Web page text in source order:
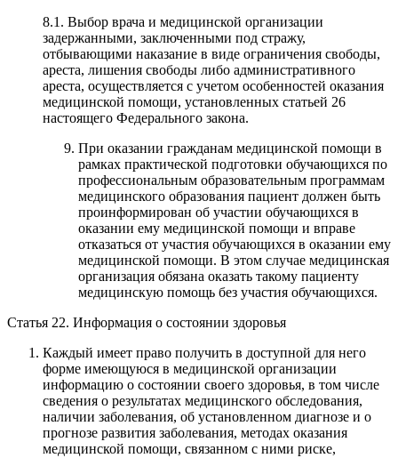
8.1. Выбор врача и медицинской организации
задержанными, заключенными под стражу,
отбывающими наказание в виде ограничения свободы,
ареста, лишения свободы либо административного
ареста, осуществляется с учетом особенностей оказания
медицинской помощи, установленных статьей 26
настоящего Федерального закона.
При оказании гражданам медицинской помощи в
рамках практической подготовки обучающихся по
профессиональным образовательным программам
медицинского образования пациент должен быть
проинформирован об участии обучающихся в
оказании ему медицинской помощи и вправе
отказаться от участия обучающихся в оказании ему
медицинской помощи. В этом случае медицинская
организация обязана оказать такому пациенту
медицинскую помощь без участия обучающихся.
Статья 22. Информация о состоянии здоровья
Каждый имеет право получить в доступной для него
форме имеющуюся в медицинской организации
информацию о состоянии своего здоровья, в том числе
сведения о результатах медицинского обследования,
наличии заболевания, об установленном диагнозе и о
прогнозе развития заболевания, методах оказания
медицинской помощи, связанном с ними риске,